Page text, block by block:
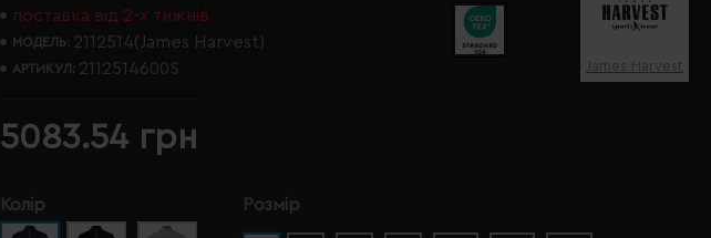
поставка від 2-х тижнів
МОДЕЛЬ: 2112514(James Harvest)
АРТИКУЛ: 2112514600S James Harvest
5083.54 грн
Колір Розмір